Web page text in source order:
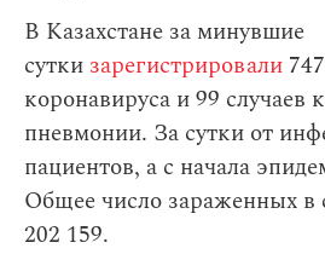
В Казахстане за минувшие
сутки зарегистрировали
коронавируса и 99 случаев
пневмонии. За сутки от
пациентов, а с начала
Общее число зараженных в
202 159.